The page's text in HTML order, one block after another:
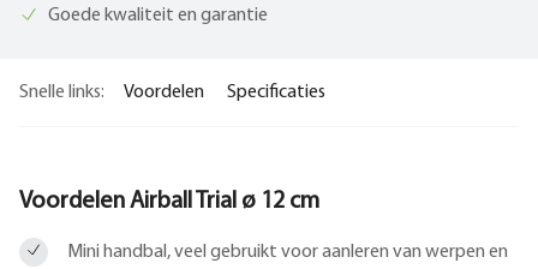
Goede kwaliteit en garantie
Snelle links: Voordelen Specificaties
Voordelen Airball Trial ø 12 cm
Mini handbal, veel gebruikt voor aanleren van werpen en